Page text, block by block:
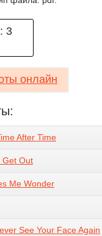
3
онлайн
After Time
Out
Me Wonder
See Your Face Again